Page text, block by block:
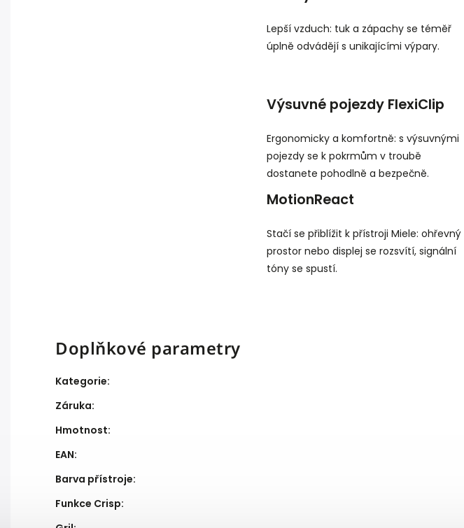
Lepší vzduch: tuk a zápachy se téměř
úplně odvádějí s unikajícími výpary.
Výsuvné pojezdy FlexiClip
Ergonomicky a komfortně: s výsuvnými
pojezdy se k pokrmům v troubě
dostanete pohodlně a bezpečně.
MotionReact
Stačí se přiblížit k přístroji Miele: ohřevný
prostor nebo displej se rozsvítí, signální
tóny se spustí.
Doplňkové parametry
Kategorie:
Záruka:
Hmotnost:
EAN:
Barva přístroje:
Funkce Crisp: